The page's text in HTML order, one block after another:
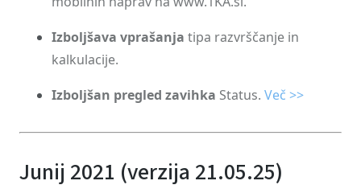
Izboljšava vprašanja tipa razvrščanje in
kalkulacije.
Izboljšan pregled zavihka Status. Več >>
Junij 2021 (verzija 21.05.25)